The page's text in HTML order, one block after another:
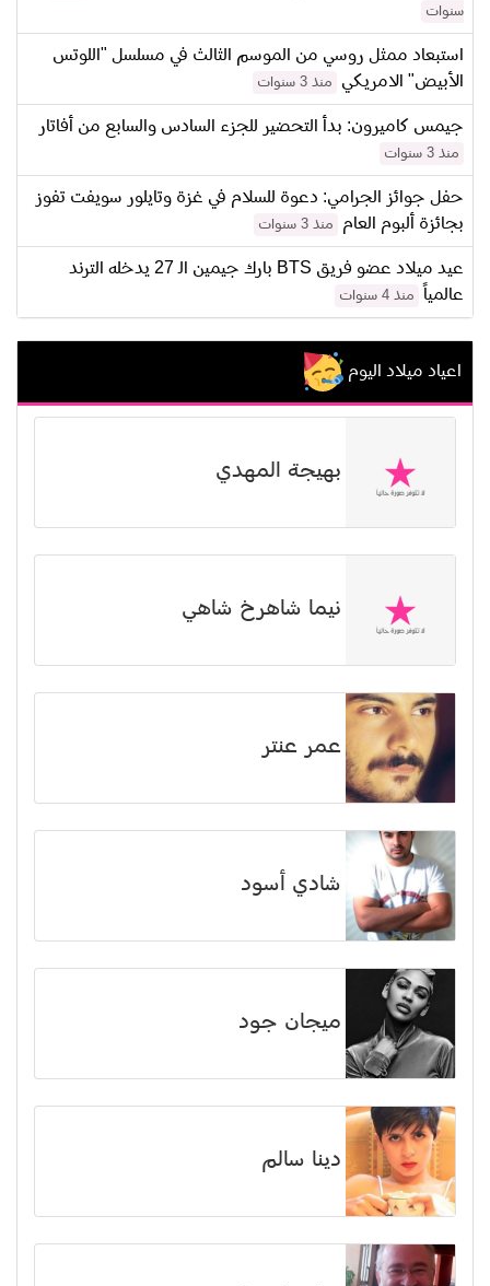
سنوات
استبعاد ممثل روسي من الموسم الثالث في مسلسل "اللوتس
الأبيض" الامريكي
منذ 3 سنوات
جيمس كاميرون: بدأ التحضير للجزء السادس والسابع من أفاتار
منذ 3 سنوات
حفل جوائز الجرامي: دعوة للسلام في غزة وتايلور سويفت تفوز
بجائزة ألبوم العام
منذ 3 سنوات
عيد ميلاد عضو فريق BTS بارك جيمين الـ 27 يدخله الترند
عالمياً
منذ 4 سنوات
اعياد ميلاد اليوم
بهيجة المهدي
نیما شاهرخ شاهي
عمر عنتر
شادي أسود
ميجان جود
دينا سالم